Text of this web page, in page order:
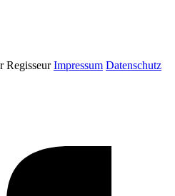
Regisseur Impressum Datenschutz